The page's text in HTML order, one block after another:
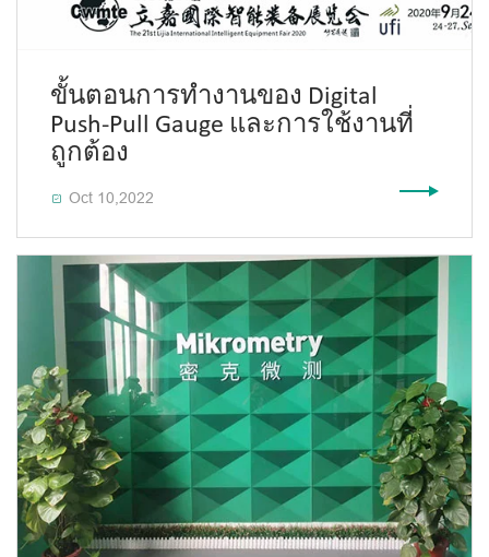
ขั้นตอนการทำงานของ Digital
Push-Pull Gauge และการใช้งานที่
ถูกต้อง
 Oct 10,2022